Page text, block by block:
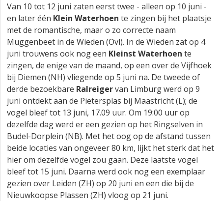
Van 10 tot 12 juni zaten eerst twee - alleen op 10 juni -
en later één Klein Waterhoen te zingen bij het plaatsje
met de romantische, maar o zo correcte naam
Muggenbeet in de Wieden (Ovl). In de Wieden zat op 4
juni trouwens ook nog een Kleinst Waterhoen te
zingen, de enige van de maand, op een over de Vijfhoek
bij Diemen (NH) vliegende op 5 juni na. De tweede of
derde bezoekbare Ralreigervan Limburg werd op 9
juni ontdekt aan de Pietersplas bij Maastricht (L); de
vogel bleef tot 13 juni, 17.09 uur. Om 19:00 uur op
dezelfde dag werd er een gezien op het Ringselven in
Budel-Dorplein (NB). Met het oog op de afstand tussen
beide locaties van ongeveer 80 km, lijkt het sterk dat het
hier om dezelfde vogel zou gaan. Deze laatste vogel
bleef tot 15 juni. Daarna werd ook nog een exemplaar
gezien over Leiden (ZH) op 20 juni en een die bij de
Nieuwkoopse Plassen (ZH) vloog op 21 juni.